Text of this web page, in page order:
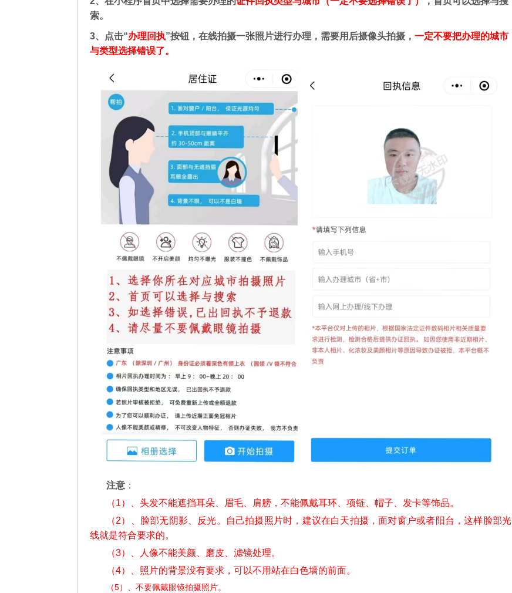
索。
3、点击“办理回执”按钮，在线拍摄一张照片进行办理，需要用后摄像头拍摄， 一定不要把办理的城市
与类型选择错误了。
注意 ：
（1）、头发不能遮挡耳朵、眉毛、肩膀，不能佩戴耳环、项链、帽子、发卡等饰品。
（2）、脸部无阴影、反光。自己拍摄照片时，建议在白天拍摄，面对窗户或者阳台，这样脸部光
线就是符合要求的。
（3）、人像不能美颜、磨皮、滤镜处理。
（4）、照片的背景没有要求，可以不用站在白色墙的前面。
（5）、不要佩戴眼镜拍摄照片。